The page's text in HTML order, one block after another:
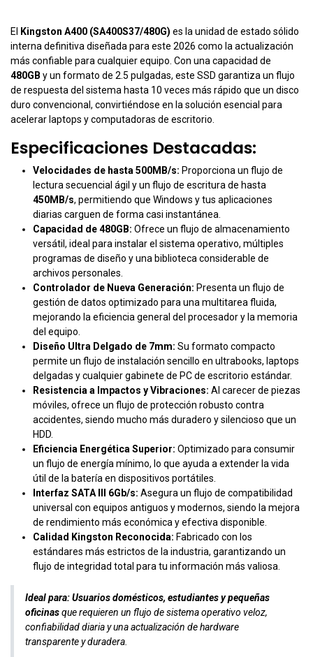
El Kingston A400 (SA400S37/480G) es la unidad de estado sólido
interna definitiva diseñada para este 2026 como la actualización
más confiable para cualquier equipo. Con una capacidad de
480GB y un formato de 2.5 pulgadas, este SSD garantiza un flujo
de respuesta del sistema hasta 10 veces más rápido que un disco
duro convencional, convirtiéndose en la solución esencial para
acelerar laptops y computadoras de escritorio.
Especificaciones Destacadas:
Velocidades de hasta 500MB/s: Proporciona un flujo de
lectura secuencial ágil y un flujo de escritura de hasta
450MB/s, permitiendo que Windows y tus aplicaciones
diarias carguen de forma casi instantánea.
Capacidad de 480GB: Ofrece un flujo de almacenamiento
versátil, ideal para instalar el sistema operativo, múltiples
programas de diseño y una biblioteca considerable de
archivos personales.
Controlador de Nueva Generación: Presenta un flujo de
gestión de datos optimizado para una multitarea fluida,
mejorando la eficiencia general del procesador y la memoria
del equipo.
Diseño Ultra Delgado de 7mm: Su formato compacto
permite un flujo de instalación sencillo en ultrabooks, laptops
delgadas y cualquier gabinete de PC de escritorio estándar.
Resistencia a Impactos y Vibraciones: Al carecer de piezas
móviles, ofrece un flujo de protección robusto contra
accidentes, siendo mucho más duradero y silencioso que un
HDD.
Eficiencia Energética Superior: Optimizado para consumir
un flujo de energía mínimo, lo que ayuda a extender la vida
útil de la batería en dispositivos portátiles.
Interfaz SATA III 6Gb/s: Asegura un flujo de compatibilidad
universal con equipos antiguos y modernos, siendo la mejora
de rendimiento más económica y efectiva disponible.
Calidad Kingston Reconocida: Fabricado con los
estándares más estrictos de la industria, garantizando un
flujo de integridad total para tu información más valiosa.
Ideal para:Usuarios domésticos, estudiantes y pequeñas
oficinasque requieren un flujo de sistema operativo veloz,
confiabilidad diaria y una actualización de hardware
transparente y duradera.